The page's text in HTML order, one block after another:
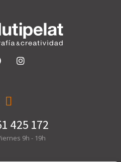
425 172
9h - 19h